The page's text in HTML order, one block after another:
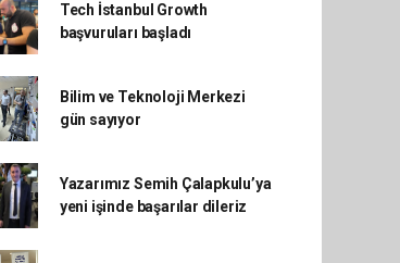
Tech İstanbul Growth
başvuruları başladı
Bilim ve Teknoloji Merkezi
gün sayıyor
Yazarımız Semih Çalapkulu’ya
yeni işinde başarılar dileriz